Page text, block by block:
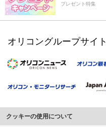
プレゼント特集
オリコングループサイト
クッキーの使用について